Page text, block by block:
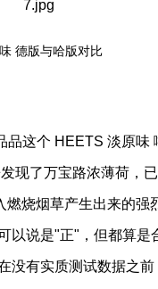
德版与哈版对比
这个 HEETS 淡原味
现了万宝路浓薄荷，
烧烟草产生出来的强
以说是"正"，但都算
没有实质测试数据之